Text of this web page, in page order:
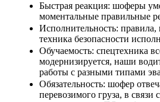
Быстрая реакция: шоферы
моментальные правильные
Исполнительность: правила,
техника безопасности
Обучаемость: спецтехника
модернизируется, наши
работы с разными типами
Обязательность: шофер
перевозимого груза, в связи